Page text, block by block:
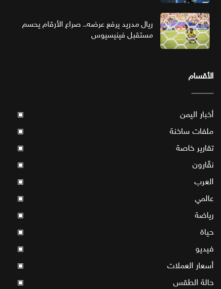
ريال مدريد يرفع عرضه.. صراع الأرقام يحسم
مستقبل فينيسيوس
الأقسام
أخبار اليمن ▣
ملفات ساخنة ▣
تقارير خاصة ▣
نقّارون ▣
العرب ▣
عالمي ▣
رياضة ▣
حياة ▣
فيديو ▣
أسعار العملات ▣
حالة الطقس ▣